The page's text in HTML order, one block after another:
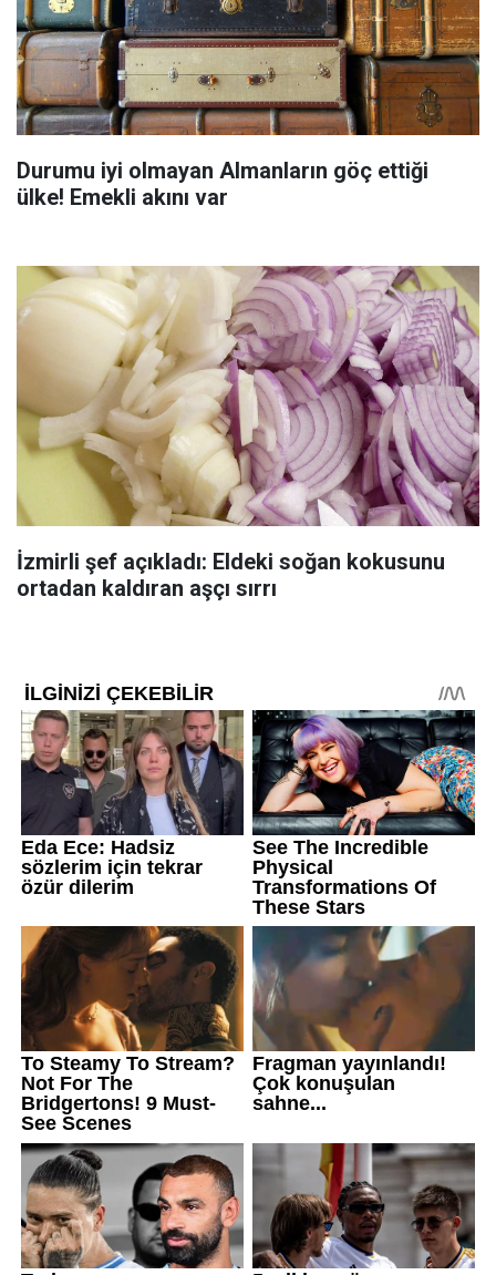
Durumu iyi olmayan Almanların göç ettiği
ülke! Emekli akını var
İzmirli şef açıkladı: Eldeki soğan kokusunu
ortadan kaldıran aşçı sırrı